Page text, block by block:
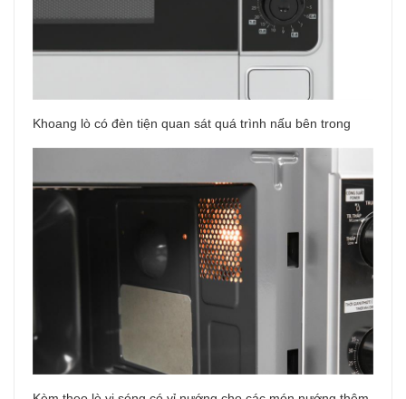
Khoang lò có đèn tiện quan sát quá trình nấu bên trong